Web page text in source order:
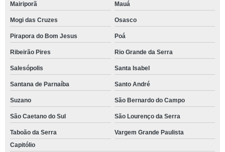
Mairiporã Mauá
Mogi das Cruzes Osasco
Pirapora do Bom Jesus Poá
Ribeirão Pires Rio Grande da Serra
Salesópolis Santa Isabel
Santana de Parnaíba Santo André
Suzano São Bernardo do Campo
São Caetano do Sul São Lourenço da Serra
Taboão da Serra
Vargem Grande Paulista
Capitólio